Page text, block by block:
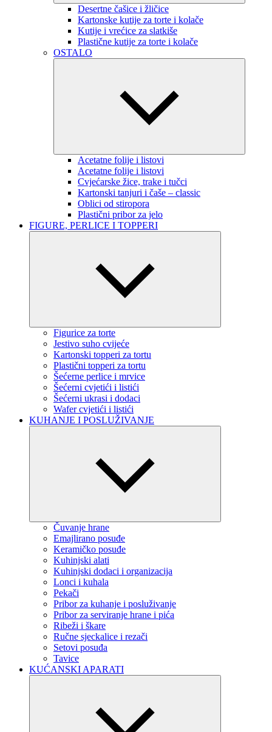
Desertne čašice i žličice
Kartonske kutije za torte i kolače
Kutije i vrećice za slatkiše
Plastične kutije za torte i kolače
OSTALO
Acetatne folije i listovi
Acetatne folije i listovi
Cvjećarske žice, trake i tučci
Kartonski tanjuri i čaše – classic
Oblici od stiropora
Plastični pribor za jelo
FIGURE, PERLICE I TOPPERI
Figurice za torte
Jestivo suho cvijeće
Kartonski topperi za tortu
Plastični topperi za tortu
Šećerne perlice i mrvice
Šećerni cvjetići i listići
Šećerni ukrasi i dodaci
Wafer cvjetići i listići
KUHANJE I POSLUŽIVANJE
Čuvanje hrane
Emajlirano posuđe
Keramičko posuđe
Kuhinjski alati
Kuhinjski dodaci i organizacija
Lonci i kuhala
Pekači
Pribor za kuhanje i posluživanje
Pribor za serviranje hrane i pića
Ribeži i škare
Ručne sjeckalice i rezači
Setovi posuđa
Tavice
KUĆANSKI APARATI